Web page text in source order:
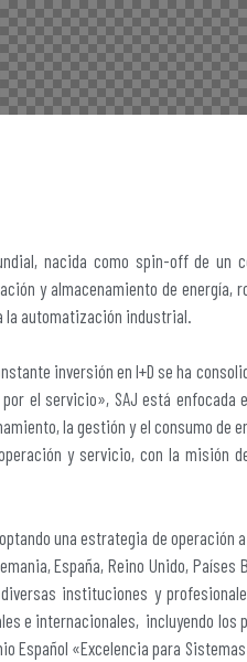
nacida como spin-off de un
y almacenamiento de energía,
la automatización industrial.
inversión en I+D se ha
el servicio», SAJ está enfocada
la gestión y el consumo de
y servicio, con la misión
una estrategia de operación
España, Reino Unido,
instituciones y
e internacionales, incluyendo los
Español «Excelencia para